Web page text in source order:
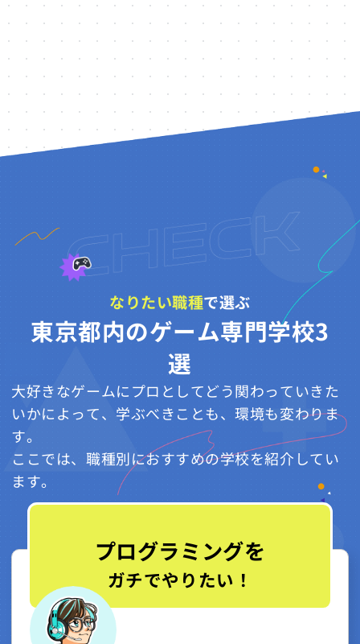
なりたい職種で選ぶ
東京都内のゲーム専門学校3
選
大好きなゲームにプロとしてどう関わっていきた
いかによって、学ぶべきことも、環境も変わりま
す。
ここでは、職種別におすすめの学校を紹介してい
ます。
プログラミングを
ガチでやりたい！